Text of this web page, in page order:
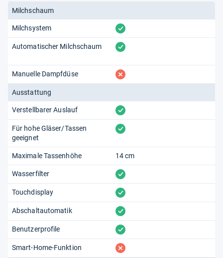
Milchschaum
Milchsystem vorhanden
Automatischer Milchschaum vorhanden
Manuelle Dampfdüse fehlt
Ausstattung
Verstellbarer Auslauf vorhanden
Für hohe Gläser/Tassen
geeignet
vorhanden
Maximale Tassenhöhe 14 cm
Wasserfilter vorhanden
Touchdisplay vorhanden
Abschaltautomatik vorhanden
Benutzerprofile vorhanden
Smart-Home-Funktion fehlt